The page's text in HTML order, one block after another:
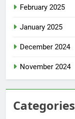
February 2025
January 2025
December 2024
November 2024
Categories